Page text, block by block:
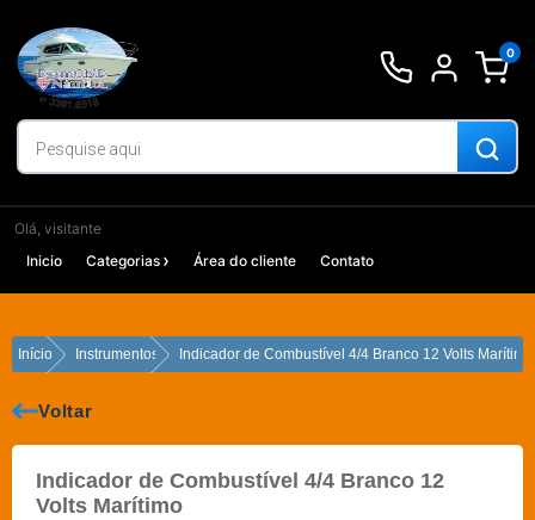
para
conteúdo
0
Olá, visitante
Inicio
Categorias Área do cliente Contato
Início Instrumentos Indicador de Combustível 4/4 Branco 12 Volts Marítimo
Voltar
Indicador de Combustível 4/4 Branco 12
Volts Marítimo